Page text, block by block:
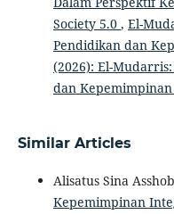
Society 5.0 , El-
Pendidikan dan
(2026): El-
dan Kepemimpinan
Similar Articles
Alisatus Sina
Kepemimpinan